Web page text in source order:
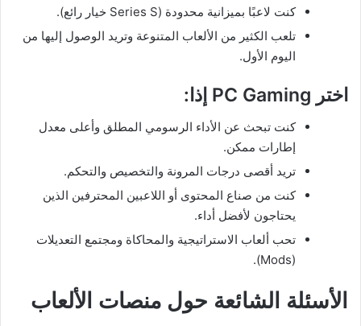
كنت لاعبًا بميزانية محدودة (Series S خيار رائع).
تلعب الكثير من الألعاب المتنوعة وتريد الوصول إليها من
اليوم الأول.
اختر PC Gaming إذا :
كنت تبحث عن الأداء الرسومي المطلق وأعلى معدل
إطارات ممكن.
تريد أقصى درجات المرونة والتخصيص والتحكم.
كنت من صناع المحتوى أو اللاعبين المحترفين الذين
يحتاجون لأفضل أداء.
تحب ألعاب الاستراتيجية والمحاكاة ومجتمع التعديلات
(Mods).
الأسئلة الشائعة حول منصات الألعاب